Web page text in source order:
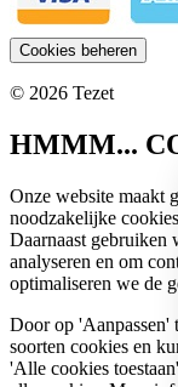
Cookies beheren
© 2026 Tezet
HMMM...
Onze website maakt
noodzakelijke
Daarnaast gebruiken
analyseren en om
optimaliseren we de
Door op 'Aanpassen'
soorten cookies en
'Alle cookies